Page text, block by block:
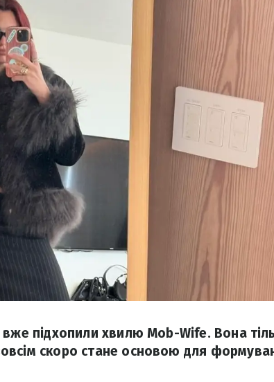
вже підхопили хвилю Mob-Wife. Вона
скоро стане основою для